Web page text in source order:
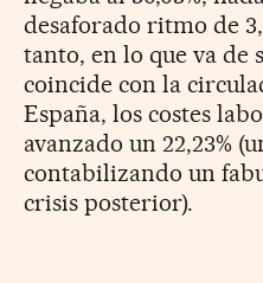
desaforado ritmo de
tanto, en lo que va de
coincide con la
España, los costes
avanzado un 22,23%
contabilizando un
crisis posterior).